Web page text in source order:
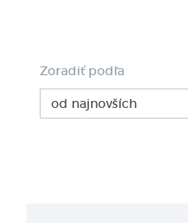
Zoradiť podľa